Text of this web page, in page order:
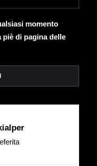
momento
di pagina delle